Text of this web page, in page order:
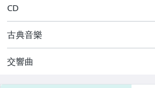
台語光碟
古典光碟
CD
古典音樂
交響曲